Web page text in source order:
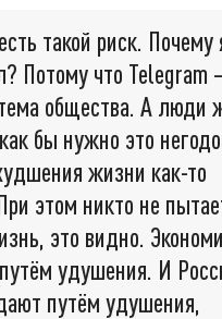
такой риск. Почему
Потому что Telegram
общества. А люди
бы нужно это
жизни как-то
этом никто не
это видно.
удушения. И
путём удушения,